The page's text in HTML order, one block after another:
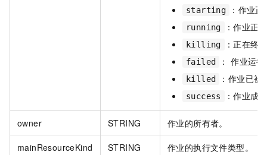
starting ：作业
running ：作业正
killing ：正在终
failed ： 作业运
killed ：作业已被
success ：作业成
​owner STRING 作业的所有者。
mainResourceKind STRING
作业的执行文件类型。